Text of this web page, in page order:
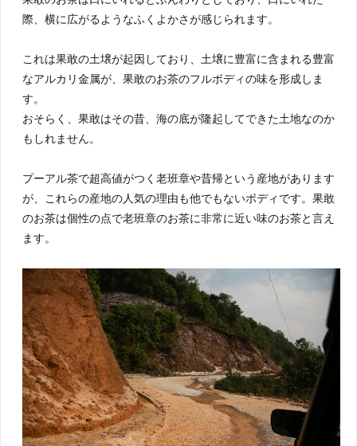
際、横に広がるようなふくよかさが感じられます。
これは果敢の土壌が起因しており、土壌に豊富に含まれる豊富
なアルカリ金属が、果敢のお茶のフルボディの味を形成しま
す。
おそらく、果敢はその昔、海の底が隆起してできた土地なのか
もしれません。
プーアル茶で超高値がつく老班章や昔帰という産地があります
が、これらの産地の人気の理由も他でもないボディです。果敢
のお茶は個性の点で老班章のお茶に非常に近い味のお茶と言え
ます。